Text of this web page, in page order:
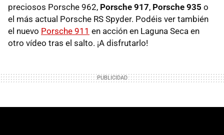
preciosos Porsche 962, Porsche 917, Porsche 935 o
el más actual Porsche RS Spyder. Podéis ver también
el nuevo Porsche 911 en acción en Laguna Seca en
otro vídeo tras el salto. ¡A disfrutarlo!